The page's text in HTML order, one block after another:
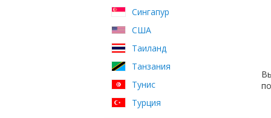
Сингапур
США
Таиланд
Танзания
Тунис
Турция